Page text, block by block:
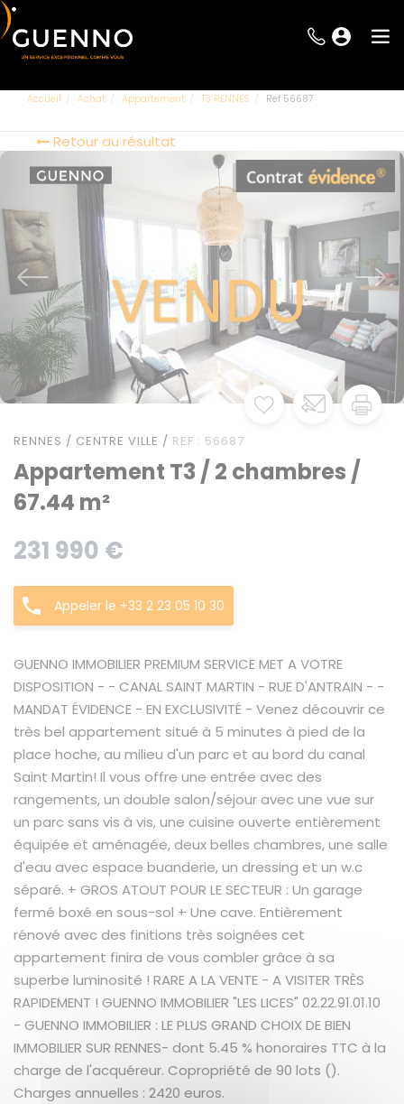
Accueil Achat Appartement T3 RENNES Ref 56687
Retour au résultat
RENNES / CENTRE VILLE / REF : 56687
Appartement T3 / 2 chambres /
67.44 m²
231 990 €
Appeler le +33 2 23 05 10 30
GUENNO IMMOBILIER PREMIUM SERVICE MET A VOTRE
DISPOSITION - - CANAL SAINT MARTIN - RUE D'ANTRAIN - -
MANDAT ÉVIDENCE - EN EXCLUSIVITÉ - Venez découvrir ce
très bel appartement situé à 5 minutes à pied de la
place hoche, au milieu d'un parc et au bord du canal
Saint Martin! Il vous offre une entrée avec des
rangements, un double salon/séjour avec une vue sur
un parc sans vis à vis, une cuisine ouverte entièrement
équipée et aménagée, deux belles chambres, une salle
d'eau avec espace buanderie, un dressing et un w.c
séparé. + GROS ATOUT POUR LE SECTEUR : Un garage
fermé boxé en sous-sol + Une cave. Entièrement
rénové avec des finitions très soignées cet
appartement finira de vous combler grâce à sa
superbe luminosité ! RARE A LA VENTE - A VISITER TRÈS
RAPIDEMENT ! GUENNO IMMOBILIER "LES LICES" 02.22.91.01.10
- GUENNO IMMOBILIER : LE PLUS GRAND CHOIX DE BIEN
IMMOBILIER SUR RENNES- dont 5.45 % honoraires TTC à la
charge de l'acquéreur. Copropriété de 90 lots ().
Charges annuelles : 2420 euros.